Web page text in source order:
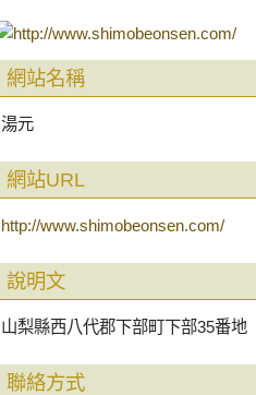
網站名稱
湯元
網站URL
http://www.shimobeonsen.com/
說明文
山梨縣西八代郡下部町下部35番地
聯絡方式